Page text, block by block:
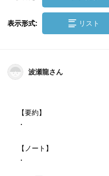
表示形式: リスト
波瀬龍さん
【要約】
・
【ノート】
・